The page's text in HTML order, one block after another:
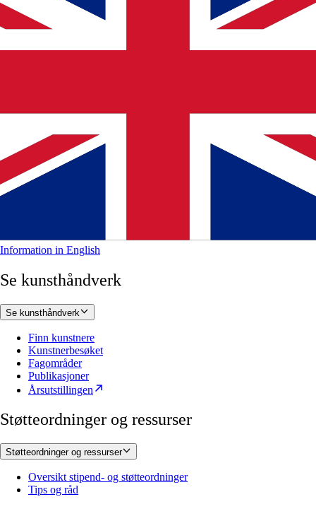
Information in English
Se kunsthåndverk
Se kunsthåndverk
Finn kunstnere
Kunstnerbesøket
Fagområder
Publikasjoner
Årsutstillingen
Støtteordninger og ressurser
Støtteordninger og ressurser
Oversikt stipend- og støtteordninger
Tips og råd